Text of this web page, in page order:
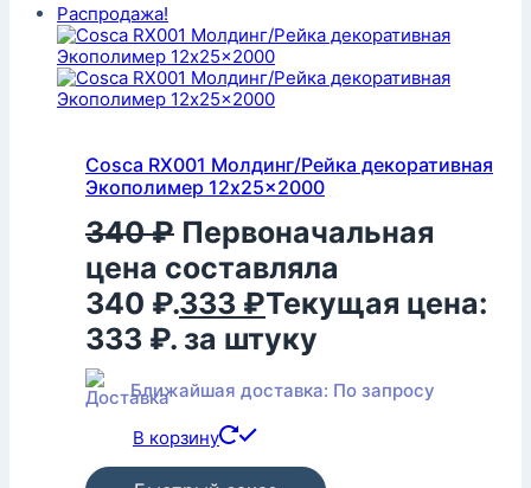
Распродажа!
Cosca RX001 Молдинг/Рейка декоративная
Экополимер 12x25x2000
340₽ Первоначальная
цена составляла
340 ₽.333 ₽Текущая цена:
333 ₽. за штуку
Ближайшая доставка: По запросу
В корзину